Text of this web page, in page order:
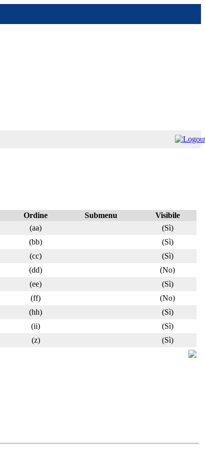
Ordine Submenu
Visibile
(aa)
(Sì)
(bb)
(Sì)
(cc)
(Sì)
(dd)
(No)
(ee)
(Sì)
(ff)
(No)
(hh)
(Sì)
(ii)
(Sì)
(z)
(Sì)